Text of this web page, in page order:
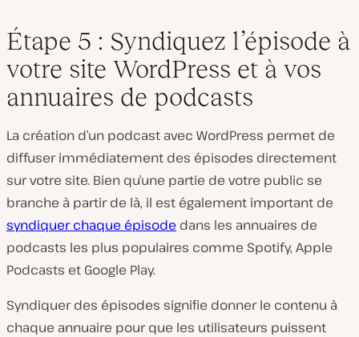
Étape 5 : Syndiquez l’épisode à
votre site WordPress et à vos
annuaires de podcasts
La création d’un podcast avec WordPress permet de
diffuser immédiatement des épisodes directement
sur votre site. Bien qu’une partie de votre public se
branche à partir de là, il est également important de
syndiquer chaque épisode dans les annuaires de
podcasts les plus populaires comme Spotify, Apple
Podcasts et Google Play.
Syndiquer des épisodes signifie donner le contenu à
chaque annuaire pour que les utilisateurs puissent